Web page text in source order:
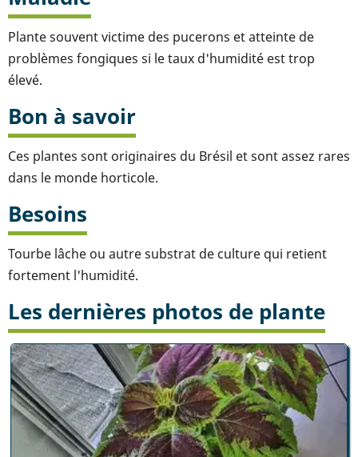
Plante souvent victime des pucerons et atteinte de
problèmes fongiques si le taux d'humidité est trop
élevé.
Bon à savoir
Ces plantes sont originaires du Brésil et sont assez rares
dans le monde horticole.
Besoins
Tourbe lâche ou autre substrat de culture qui retient
fortement l'humidité.
Les dernières photos de plante